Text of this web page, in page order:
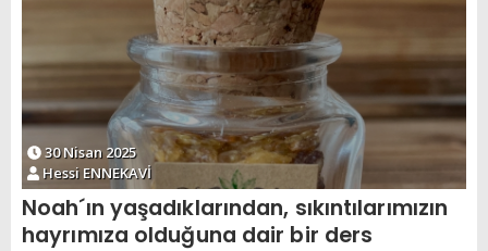
30 Nisan 2025
Hessi ENNEKAVİ
Noah´ın yaşadıklarından, sıkıntılarımızın
hayrımıza olduğuna dair bir ders